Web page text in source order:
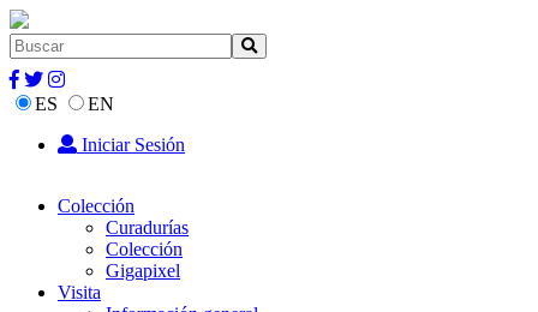
ES
EN
Iniciar Sesión
Colección
Curadurías
Colección
Gigapixel
Visita